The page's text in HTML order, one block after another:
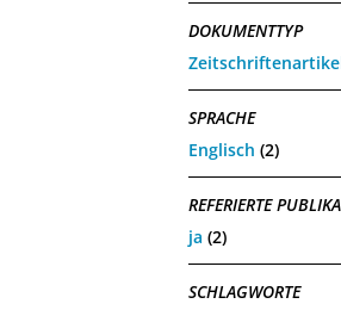
DOKUMENTTYP
SPRACHE
Englisch (2)
REFERIERTE
ja (2)
SCHLAGWORTE